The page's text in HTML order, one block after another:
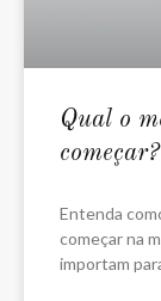
Qual o
Entenda
começar na
importam